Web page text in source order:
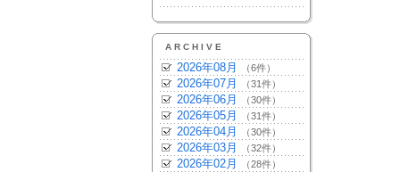
ARCHIVE
2026年08月 （6件）
2026年07月 （31件）
2026年06月 （30件）
2026年05月 （31件）
2026年04月 （30件）
2026年03月 （32件）
2026年02月 （28件）